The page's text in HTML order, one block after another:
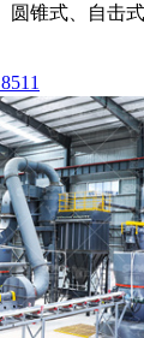
圆锥式、自击